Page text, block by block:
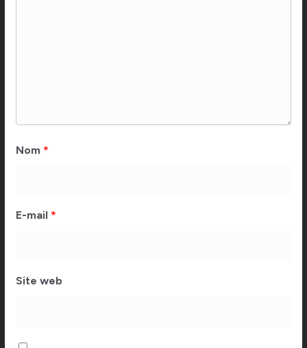
Nom *
E-mail *
Site web